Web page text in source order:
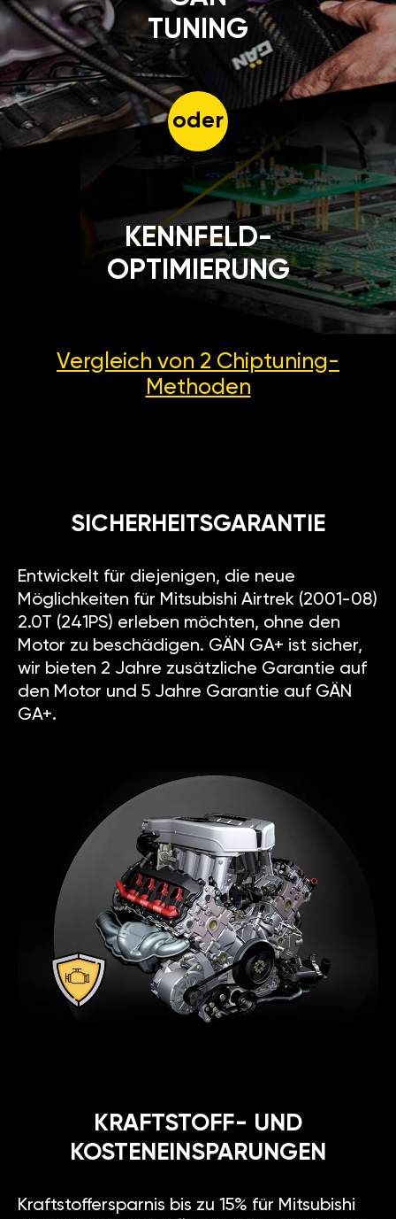
TUNING
oder
KENNFELD-
OPTIMIERUNG
Vergleich von 2 Chiptuning-
Methoden
SICHERHEITSGARANTIE
Entwickelt für diejenigen, die neue
Möglichkeiten für Mitsubishi Airtrek (2001-08)
2.0T (241PS) erleben möchten, ohne den
Motor zu beschädigen. GÄN GA+ ist sicher,
wir bieten 2 Jahre zusätzliche Garantie auf
den Motor und 5 Jahre Garantie auf GÄN
GA+.
KRAFTSTOFF- UND
KOSTENEINSPARUNGEN
Kraftstoffersparnis bis zu 15% für Mitsubishi